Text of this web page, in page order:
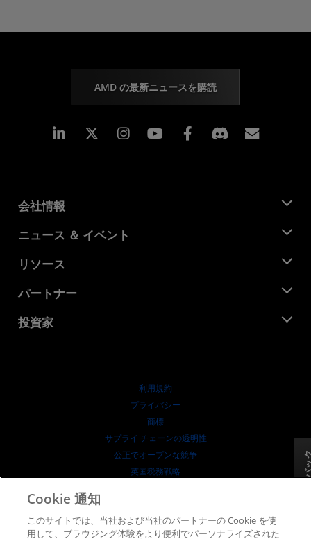
AMD の最新ニュースを購読
Linkedin Instagram Facebook
会社情報
AMD について
企業責任
キャリア
お問い合わせ
ニュース ＆ イベント
ニュースルーム
メディア ライブラリ
リソース
デベロッパー セントラル
ケース スタディ
パートナー
AMD パートナー ハブ
投資家
利用規約
プライバシー
商標
サプライ チェーンの透明性
公正でオープンな競争
英国税務戦略
フィ
Cookie 通知
このサイトでは、当社および当社のパートナーの Cookie を使
用して、ブラウジング体験をより便利でパーソナライズされた